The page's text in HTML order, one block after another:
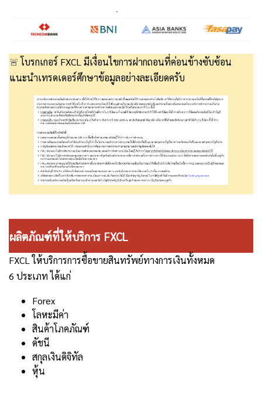
🚨 โบรกเกอร์ FXCL มีเงื่อนไขการฝากถอนที่ค่อนข้างซับซ้อน
แนะนำเทรดเดอร์ศึกษาข้อมูลอย่างละเอียดครับ
ผลิตภัณฑ์ที่ให้บริการ FXCL
FXCLให้บริการการซื้อขายสินทรัพย์ทางการเงินทั้งหมด
6 ประเภท ได้แก่
Forex
โลหะมีค่า
สินค้าโภคภัณฑ์
ดัชนี
สกุลเงินดิจิทัล
หุ้น